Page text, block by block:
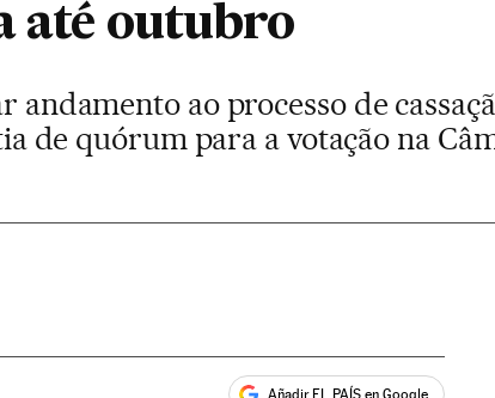
até outubro
andamento ao processo de
de quórum para a votação na
Añadir EL PAÍS en Google